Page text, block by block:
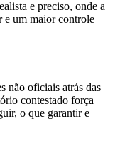
e preciso, onde a
e um maior controle
não oficiais atrás das
contestado força
o que garantir e